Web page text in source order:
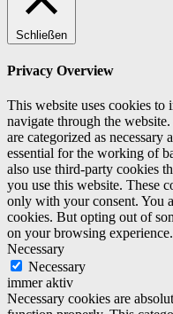
Schließen
Privacy Overview
This website uses cookies
navigate through the
are categorized as necessary
essential for the working of
also use third-party cookies
you use this website. These
only with your consent. You
cookies. But opting out of
on your browsing experience.
Necessary
Necessary
immer aktiv
Necessary cookies are